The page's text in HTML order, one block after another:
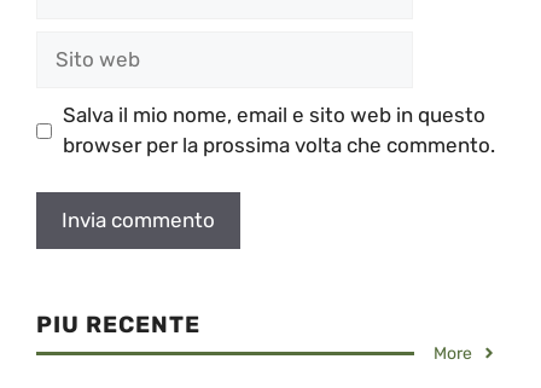
Salva il mio nome, email e sito web in questo
browser per la prossima volta che commento.
PIU RECENTE
More